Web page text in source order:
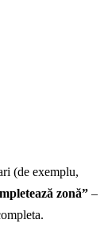
(de exemplu,
zonă” –